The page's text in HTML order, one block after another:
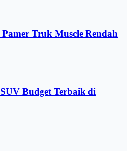
Truk Muscle Rendah
Budget Terbaik di